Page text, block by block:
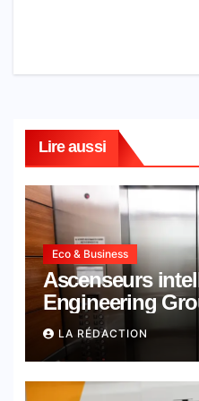
Lire aussi
Eco & Business
Ascenseurs
Engineering
milliard de
une expertise
intelligence
LA RÉDACTION